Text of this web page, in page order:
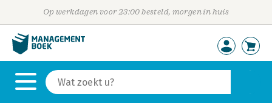
Op werkdagen voor 23:00 besteld, morgen in huis